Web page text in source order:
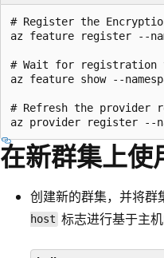
# Register the
az feature register --
# Wait for registration
az feature show --
# Refresh the provider
在新群集上使
创建新的群集，并将群
host 标志进行基于主机